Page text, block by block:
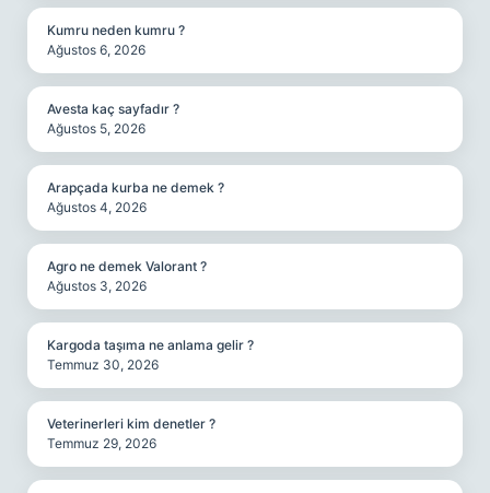
Kumru neden kumru ?
Ağustos 6, 2026
Avesta kaç sayfadır ?
Ağustos 5, 2026
Arapçada kurba ne demek ?
Ağustos 4, 2026
Agro ne demek Valorant ?
Ağustos 3, 2026
Kargoda taşıma ne anlama gelir ?
Temmuz 30, 2026
Veterinerleri kim denetler ?
Temmuz 29, 2026